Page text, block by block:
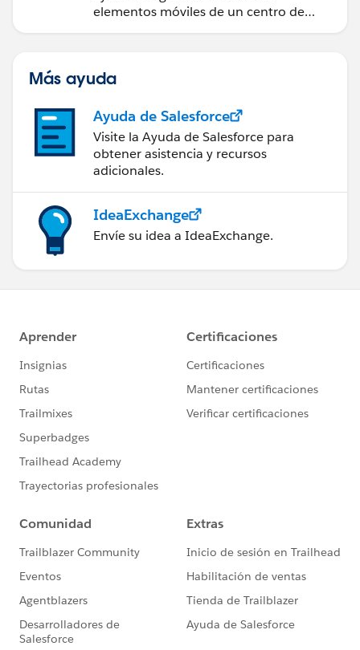
elementos móviles de un centro de
Más ayuda
Ayuda de Salesforce
Visite la Ayuda de Salesforce para
obtener asistencia y recursos
adicionales.
IdeaExchange
Envíe su idea a IdeaExchange.